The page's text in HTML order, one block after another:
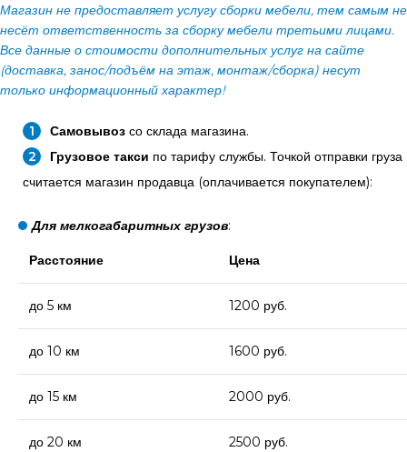
Магазин не предоставляет услугу сборки мебели, тем самым не
несёт ответственность за сборку мебели третьими лицами.
Все данные о стоимости дополнительных услуг на сайте
(доставка, занос/подъём на этаж, монтаж/сборка) несут
только информационный характер!
Самовывоз со склада магазина.
Грузовое такси по тарифу службы. Точкой отправки груза
считается магазин продавца (оплачивается покупателем):
Для мелкогабаритных грузов:
Расстояние Цена
до 5 км 1200 руб.
до 10 км 1600 руб.
до 15 км 2000 руб.
до 20 км 2500 руб.